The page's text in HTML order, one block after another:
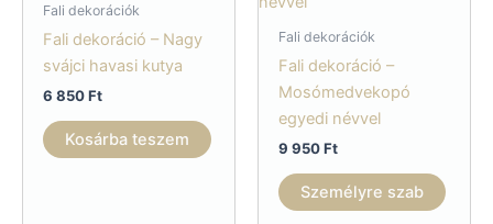
Fali dekorációk
Fali dekoráció – Nagy
svájci havasi kutya
6 850Ft
Kosárba teszem
Fali dekorációk
Fali dekoráció –
Mosómedvekopó
egyedi névvel
9 950Ft
Személyre szab